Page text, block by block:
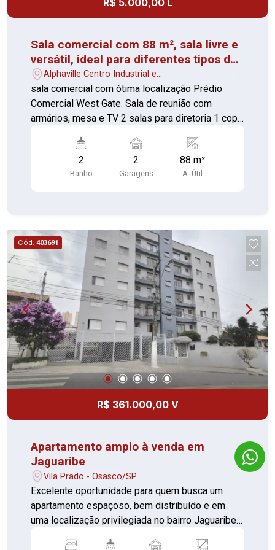
Sala comercial com 88 m², sala livre e
versátil, ideal para diferentes tipos de
negócios.
Alphaville Centro Industrial e
Empresarial/Alphaville. - Barueri/SP
sala comercial com ótima localização Prédio
Comercial West Gate. Sala de reunião com
armários, mesa e TV 2 salas para diretoria 1 copa
condicionado, piso madeira e rodapés novos Ao
lado do Shopping Iguatemi com fácil acesso a
Castello Branco Perfeito para quem busca
2
Banho
2
Garagens
88 m²
A. Útil
Cód. 403691
R$ 361.000,00 V
Apartamento amplo à venda em
Jaguaribe
Vila Prado - Osasco/SP
Excelente oportunidade para quem busca um
apartamento espaçoso, bem distribuído e em
uma localização privilegiada no bairro Jaguaribe,